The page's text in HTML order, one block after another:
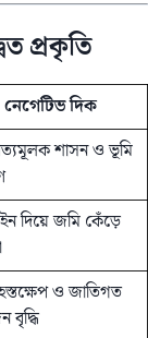
প্রকৃতি
নেগেটিভ দিক
শাসন ও ভূমি
দিয়ে জমি কেঁড়ে
ও জাতিগত
বৃদ্ধি